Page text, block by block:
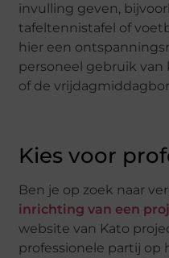
invulling geven,
tafeltennistafel of
hier een
personeel gebruik
of de
Kies voor
Ben je op zoek naar
inrichting van een
website van Kato
professionele partij op